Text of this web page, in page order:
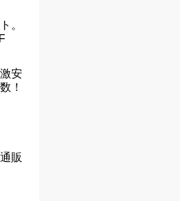
。
安
！
販